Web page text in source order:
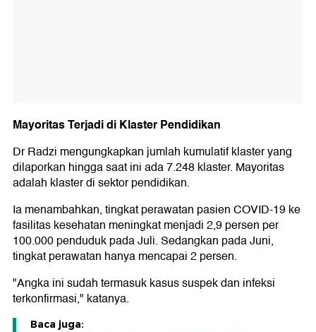
Mayoritas Terjadi di Klaster Pendidikan
Dr Radzi mengungkapkan jumlah kumulatif klaster yang
dilaporkan hingga saat ini ada 7.248 klaster. Mayoritas
adalah klaster di sektor pendidikan.
Ia menambahkan, tingkat perawatan pasien COVID-19 ke
fasilitas kesehatan meningkat menjadi 2,9 persen per
100.000 penduduk pada Juli. Sedangkan pada Juni,
tingkat perawatan hanya mencapai 2 persen.
"Angka ini sudah termasuk kasus suspek dan infeksi
terkonfirmasi," katanya.
Baca juga: